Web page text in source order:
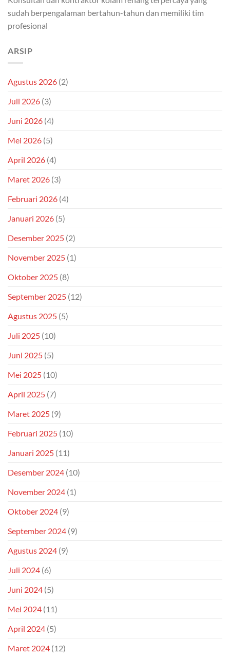
sudah berpengalaman bertahun-tahun dan memiliki tim
profesional
ARSIP
Agustus 2026 (2)
Juli 2026 (3)
Juni 2026 (4)
Mei 2026 (5)
April 2026 (4)
Maret 2026 (3)
Februari 2026 (4)
Januari 2026 (5)
Desember 2025 (2)
November 2025 (1)
Oktober 2025 (8)
September 2025 (12)
Agustus 2025 (5)
Juli 2025 (10)
Juni 2025 (5)
Mei 2025 (10)
April 2025 (7)
Maret 2025 (9)
Februari 2025 (10)
Januari 2025 (11)
Desember 2024 (10)
November 2024 (1)
Oktober 2024 (9)
September 2024 (9)
Agustus 2024 (9)
Juli 2024 (6)
Juni 2024 (5)
Mei 2024 (11)
April 2024 (5)
Maret 2024 (12)